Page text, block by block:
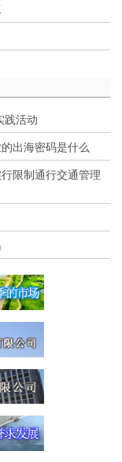
践活动
出海密码是什么
限制通行交通管理